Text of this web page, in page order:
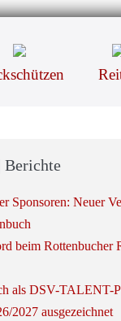
Berichte
Sponsoren: Neuer
beim Rottenbucher
als DSV-TALENT-
2027 ausgezeichnet